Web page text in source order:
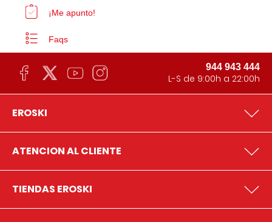
¡Me apunto!
Faqs
944 943 444
L-S de 9:00h a 22:00h
EROSKI
ATENCION AL CLIENTE
TIENDAS EROSKI